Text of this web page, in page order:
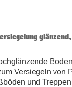
Versiegeln von
und